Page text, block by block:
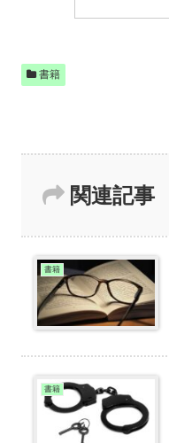
書籍
関連記事
書籍
書籍